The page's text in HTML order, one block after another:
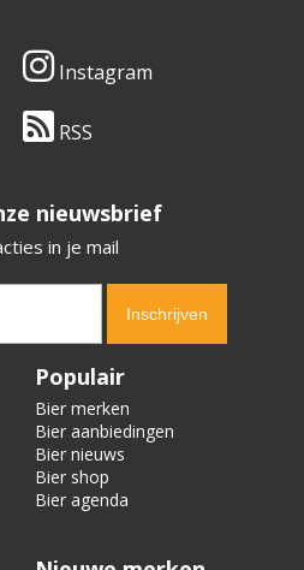
Instagram
RSS
nieuwsbrief
in je mail
Populair
Bier merken
Bier aanbiedingen
Bier nieuws
Bier shop
Bier agenda